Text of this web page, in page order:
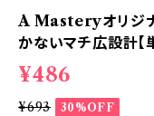
A Masteryオリジナ
かないマチ広設計【
¥486
¥693 30%OFF